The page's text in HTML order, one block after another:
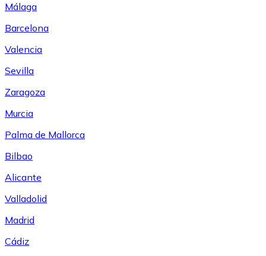
Málaga
Barcelona
Valencia
Sevilla
Zaragoza
Murcia
Palma de Mallorca
Bilbao
Alicante
Valladolid
Madrid
Cádiz